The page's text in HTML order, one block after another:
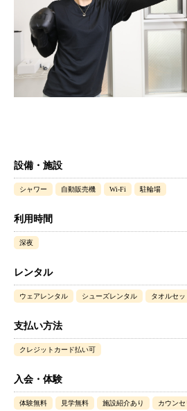
設備・施設
シャワー 自動販売機 Wi-Fi 駐輪場
利用時間
深夜
レンタル
ウェアレンタル シューズレンタル タオルセ
支払い方法
クレジットカード払い可
入会・体験
体験無料 見学無料 施設紹介あり カウン